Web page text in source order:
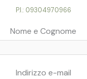
P.I.: 09304970966
Nome e Cognome
Indirizzo e-mail